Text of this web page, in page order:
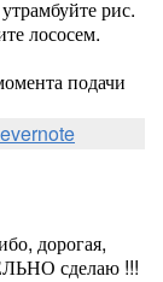
рис.
лососем.
подачи
дорогая,
сделаю !!!